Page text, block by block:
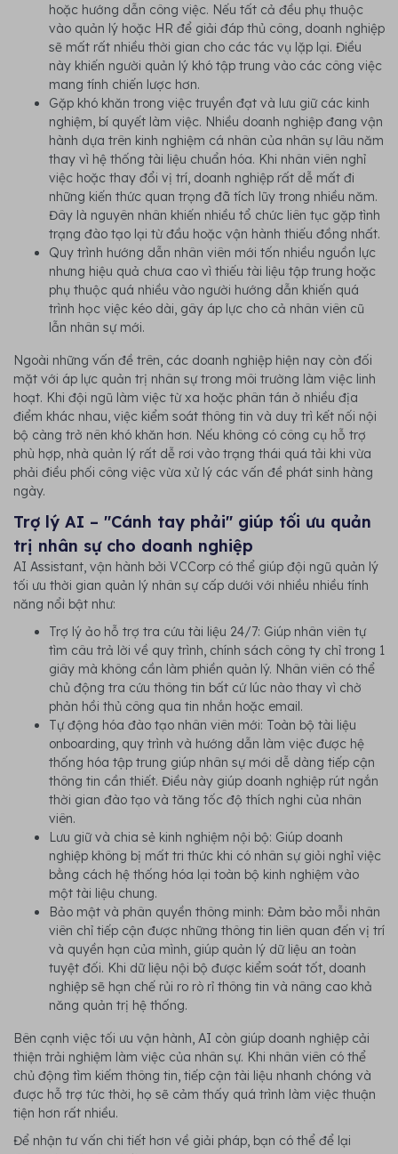
hoặc hướng dẫn công việc. Nếu tất cả đều phụ thuộc
vào quản lý hoặc HR để giải đáp thủ công, doanh nghiệp
sẽ mất rất nhiều thời gian cho các tác vụ lặp lại. Điều
này khiến người quản lý khó tập trung vào các công việc
mang tính chiến lược hơn.
Gặp khó khăn trong việc truyền đạt và lưu giữ các kinh
nghiệm, bí quyết làm việc. Nhiều doanh nghiệp đang vận
hành dựa trên kinh nghiệm cá nhân của nhân sự lâu năm
thay vì hệ thống tài liệu chuẩn hóa. Khi nhân viên nghỉ
việc hoặc thay đổi vị trí, doanh nghiệp rất dễ mất đi
những kiến thức quan trọng đã tích lũy trong nhiều năm.
Đây là nguyên nhân khiến nhiều tổ chức liên tục gặp tình
trạng đào tạo lại từ đầu hoặc vận hành thiếu đồng nhất.
Quy trình hướng dẫn nhân viên mới tốn nhiều nguồn lực
nhưng hiệu quả chưa cao vì thiếu tài liệu tập trung hoặc
phụ thuộc quá nhiều vào người hướng dẫn khiến quá
trình học việc kéo dài, gây áp lực cho cả nhân viên cũ
lẫn nhân sự mới.
Ngoài những vấn đề trên, các doanh nghiệp hiện nay còn đối
mặt với áp lực quản trị nhân sự trong môi trường làm việc linh
hoạt. Khi đội ngũ làm việc từ xa hoặc phân tán ở nhiều địa
điểm khác nhau, việc kiểm soát thông tin và duy trì kết nối nội
bộ càng trở nên khó khăn hơn. Nếu không có công cụ hỗ trợ
phù hợp, nhà quản lý rất dễ rơi vào trạng thái quá tải khi vừa
phải điều phối công việc vừa xử lý các vấn đề phát sinh hàng
ngày.
Trợ lý AI – "Cánh tay phải" giúp tối ưu quản
trị nhân sự cho doanh nghiệp
AI Assistant, vận hành bởi VCCorp có thể giúp đội ngũ quản lý
tối ưu thời gian quản lý nhân sự cấp dưới với nhiều nhiều tính
năng nổi bật như:
Trợ lý ảo hỗ trợ tra cứu tài liệu 24/7: Giúp nhân viên tự
tìm câu trả lời về quy trình, chính sách công ty chỉ trong 1
giây mà không cần làm phiền quản lý. Nhân viên có thể
chủ động tra cứu thông tin bất cứ lúc nào thay vì chờ
phản hồi thủ công qua tin nhắn hoặc email.
Tự động hóa đào tạo nhân viên mới: Toàn bộ tài liệu
onboarding, quy trình và hướng dẫn làm việc được hệ
thống hóa tập trung giúp nhân sự mới dễ dàng tiếp cận
thông tin cần thiết. Điều này giúp doanh nghiệp rút ngắn
thời gian đào tạo và tăng tốc độ thích nghi của nhân
viên.
Lưu giữ và chia sẻ kinh nghiệm nội bộ: Giúp doanh
nghiệp không bị mất tri thức khi có nhân sự giỏi nghỉ việc
bằng cách hệ thống hóa lại toàn bộ kinh nghiệm vào
một tài liệu chung.
Bảo mật và phân quyền thông minh: Đảm bảo mỗi nhân
viên chỉ tiếp cận được những thông tin liên quan đến vị trí
và quyền hạn của mình, giúp quản lý dữ liệu an toàn
tuyệt đối. Khi dữ liệu nội bộ được kiểm soát tốt, doanh
nghiệp sẽ hạn chế rủi ro rò rỉ thông tin và nâng cao khả
năng quản trị hệ thống.
Bên cạnh việc tối ưu vận hành, AI còn giúp doanh nghiệp cải
thiện trải nghiệm làm việc của nhân sự. Khi nhân viên có thể
chủ động tìm kiếm thông tin, tiếp cận tài liệu nhanh chóng và
được hỗ trợ tức thời, họ sẽ cảm thấy quá trình làm việc thuận
tiện hơn rất nhiều.
Để nhận tư vấn chi tiết hơn về giải pháp, bạn có thể để lại